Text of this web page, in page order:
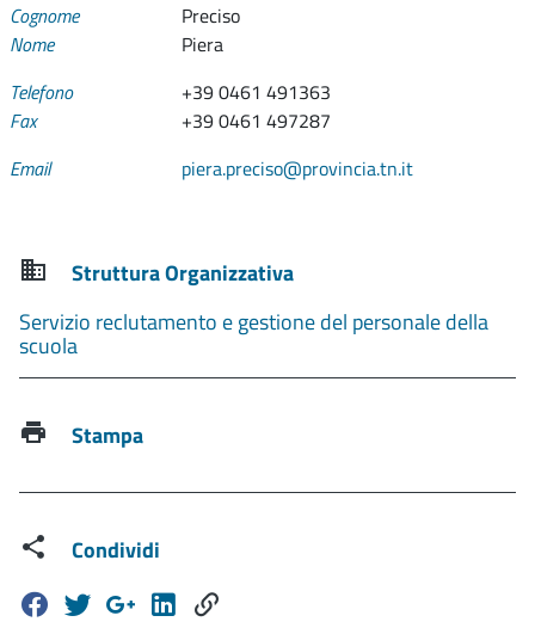
Cognome
Preciso
Nome
Piera
Telefono
+39 0461 491363
Fax
+39 0461 497287
Email
piera.preciso@provincia.tn.it
Struttura Organizzativa
Servizio reclutamento e gestione del personale della
scuola
Stampa
Condividi